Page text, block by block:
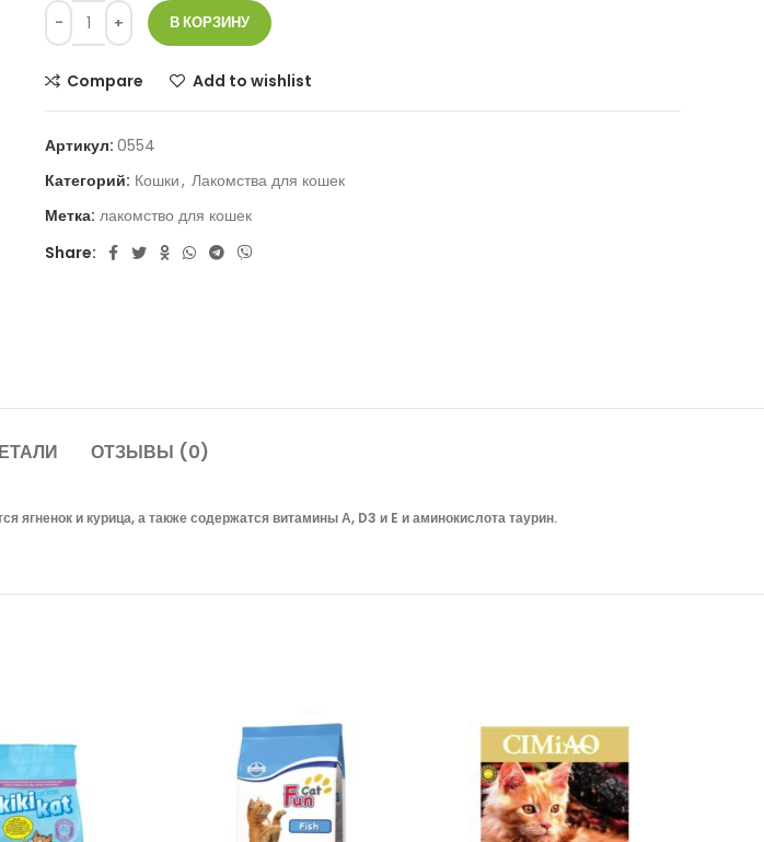
В КОРЗИНУ
Compare Add to wishlist
Артикул: 0554
Категорий: Кошки, Лакомства для кошек
Метка: лакомство для кошек
Share:
ОТЗЫВЫ (0)
и курица, а также содержатся витамины А, D3 и E и аминокислота таурин.